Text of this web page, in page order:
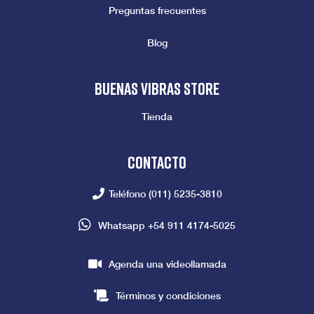
Preguntas frecuentes
Blog
Buenas vibras store
Tienda
Contacto
Teléfono (011) 5235-3810
Whatsapp +54 911 4174-5025
Agenda una videollamada
Términos y condiciones